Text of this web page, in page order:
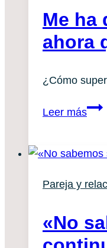
Me ha
ahora
¿Cómo
Leer másMe
¿y
Pareja y
«No